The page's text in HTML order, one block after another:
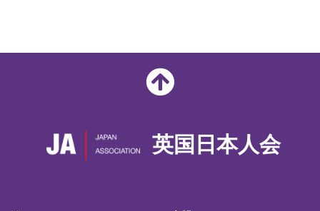
英国日本人会